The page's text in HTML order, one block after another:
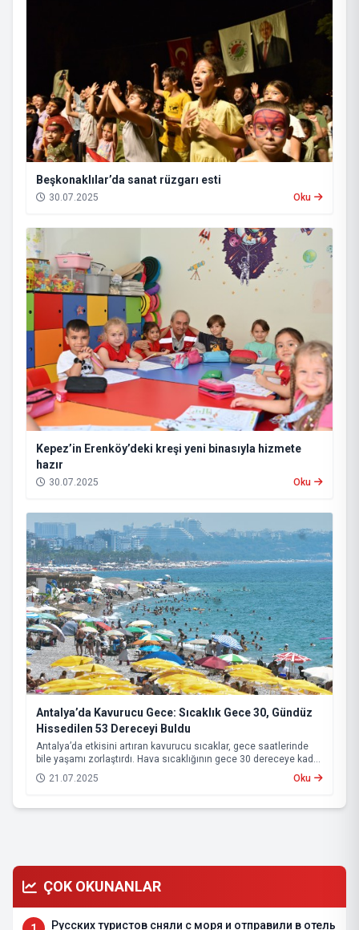
Beşkonaklılar’da sanat rüzgarı esti
30.07.2025 Oku
Kepez’in Erenköy’deki kreşi yeni binasıyla hizmete
hazır
30.07.2025 Oku
Antalya’da Kavurucu Gece: Sıcaklık Gece 30, Gündüz
Hissedilen 53 Dereceyi Buldu
Antalya’da etkisini artıran kavurucu sıcaklar, gece saatlerinde
bile yaşamı zorlaştırdı. Hava sıcaklığının gece 30 dereceye kadar
çıktığı kentte, yüksek nemin de etkisiyle vatandaşlar serinlemek
için Konyaaltı Sahili’ne akın etti. Sahile serdikleri örtülerde
serinlemeye çalıştı.
21.07.2025 Oku
ÇOK OKUNANLAR
Русских туристов сняли с моря и отправили в отель